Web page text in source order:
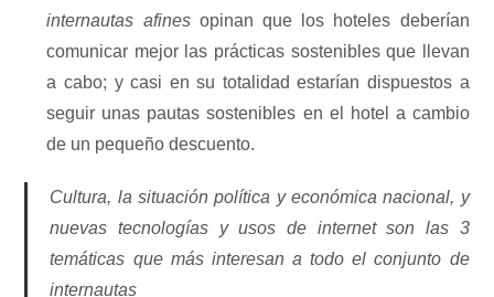
internautas afinesopinan que los hoteles deberían
comunicar mejor las prácticas sostenibles que llevan
a cabo; y casi en su totalidad estarían dispuestos a
seguir unas pautas sostenibles en el hotel a cambio
de un pequeño descuento.
Cultura, la situación política y económica nacional, y
nuevas tecnologías y usos de internet son las 3
temáticas que más interesan a todo el conjunto de
internautas